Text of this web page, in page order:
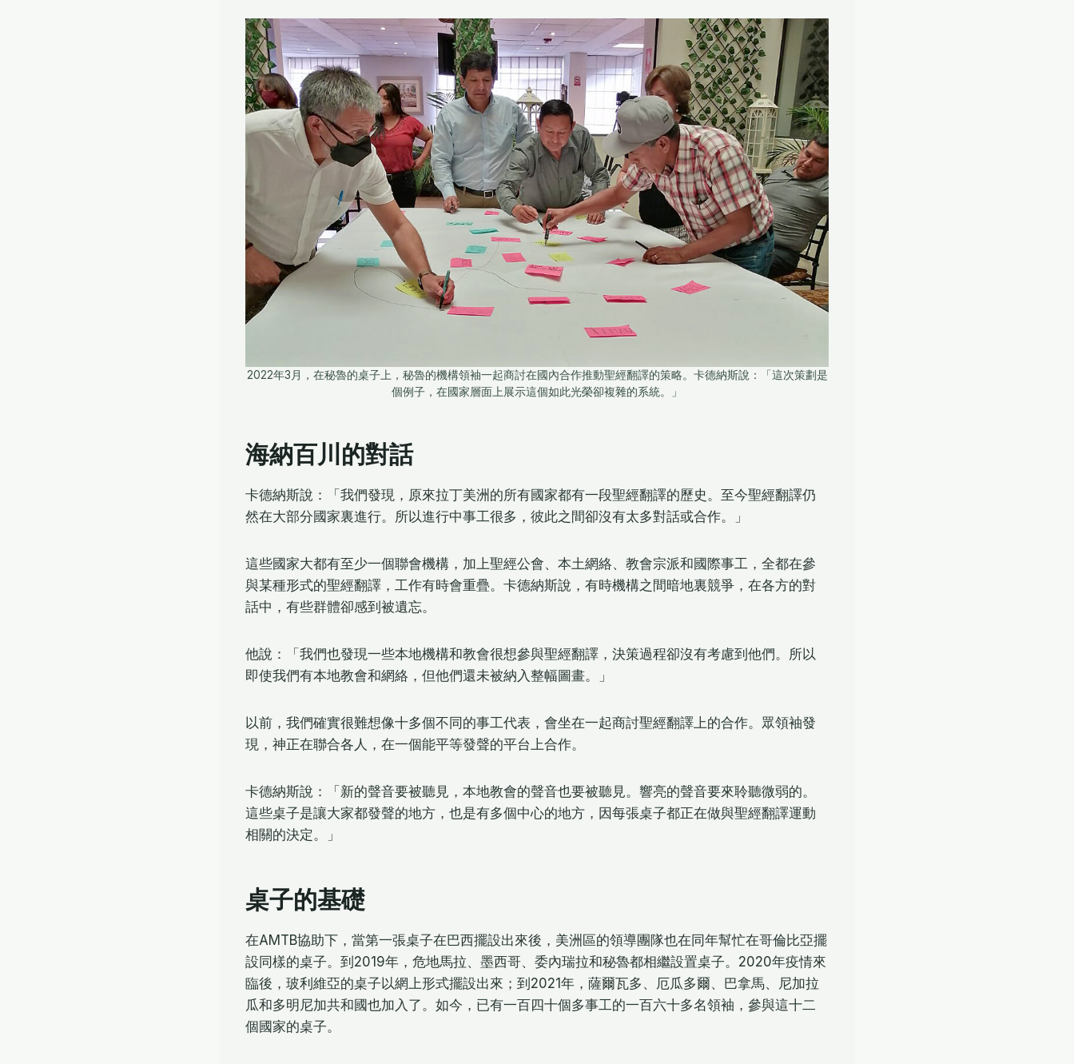
2022年3月，在秘魯的桌子上，秘魯的機構領袖一起商討在國內合作推動聖經翻譯的策略。卡德納斯說：「這次策劃是
個例子，在國家層面上展示這個如此光榮卻複雜的系統。」
海納百川的對話
卡德納斯說：「我們發現，原來拉丁美洲的所有國家都有一段聖經翻譯的歷史。至今聖經翻譯仍
然在大部分國家裏進行。所以進行中事工很多，彼此之間卻沒有太多對話或合作。」
這些國家大都有至少一個聯會機構，加上聖經公會、本土網絡、教會宗派和國際事工，全都在參
與某種形式的聖經翻譯，工作有時會重疊。卡德納斯說，有時機構之間暗地裏競爭，在各方的對
話中，有些群體卻感到被遺忘。
他說：「我們也發現一些本地機構和教會很想參與聖經翻譯，決策過程卻沒有考慮到他們。所以
即使我們有本地教會和網絡，但他們還未被納入整幅圖畫。」
以前，我們確實很難想像十多個不同的事工代表，會坐在一起商討聖經翻譯上的合作。眾領袖發
現，神正在聯合各人，在一個能平等發聲的平台上合作。
卡德納斯說：「新的聲音要被聽見，本地教會的聲音也要被聽見。響亮的聲音要來聆聽微弱的。
這些桌子是讓大家都發聲的地方，也是有多個中心的地方，因每張桌子都正在做與聖經翻譯運動
相關的決定。」
桌子的基礎
在AMTB協助下，當第一張桌子在巴西擺設出來後，美洲區的領導團隊也在同年幫忙在哥倫比亞擺
設同樣的桌子。到2019年，危地馬拉、墨西哥、委內瑞拉和秘魯都相繼設置桌子。2020年疫情來
臨後，玻利維亞的桌子以網上形式擺設出來；到2021年，薩爾瓦多、厄瓜多爾、巴拿馬、尼加拉
瓜和多明尼加共和國也加入了。如今，已有一百四十個多事工的一百六十多名領袖，參與這十二
個國家的桌子。